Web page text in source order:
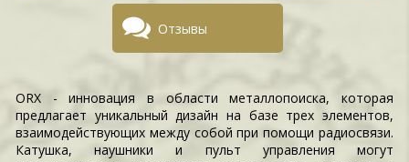
Отзывы
ORX - инновация в области металлопоиска, которая
предлагает уникальный дизайн на базе трех элементов,
взаимодействующих между собой при помощи радиосвязи.
Катушка, наушники и пульт управления могут